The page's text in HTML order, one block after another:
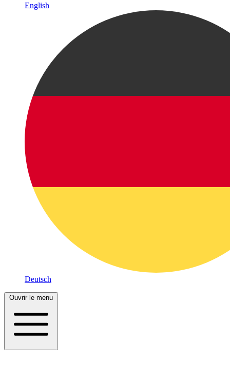
English
Deutsch
Ouvrir le menu